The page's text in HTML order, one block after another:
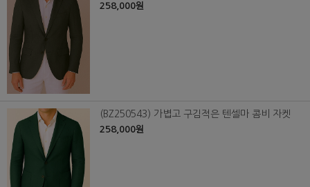
258,000원
(BZ250543) 가볍고 구김적은 텐셀마 콤비 자켓
258,000원